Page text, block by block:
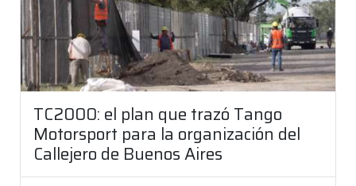
TC2000: el plan que trazó Tango
Motorsport para la organización del
Callejero de Buenos Aires